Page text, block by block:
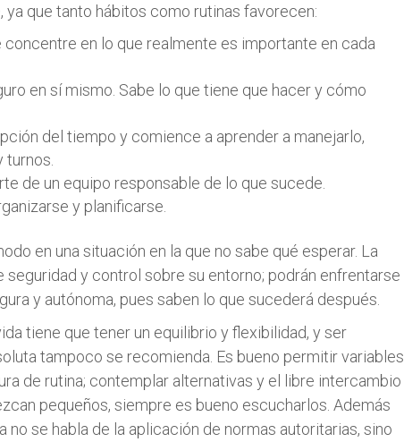
ya que tanto hábitos como rutinas favorecen:
concentre en lo que realmente es importante en cada
en sí mismo. Sabe lo que tiene que hacer y cómo
del tiempo y comience a aprender a manejarlo,
turnos.
de un equipo responsable de lo que sucede.
y planificarse.
en una situación en la que no sabe qué esperar. La
seguridad y control sobre su entorno; podrán enfrentarse
y autónoma, pues saben lo que sucederá después.
tiene que tener un equilibrio y flexibilidad, y ser
tampoco se recomienda. Es bueno permitir variables
de rutina; contemplar alternativas y el libre intercambio
pequeños, siempre es bueno escucharlos. Además
no se habla de la aplicación de normas autoritarias, sino